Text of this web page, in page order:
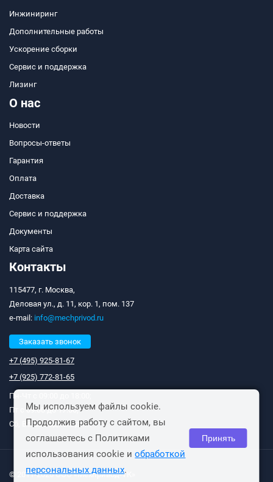
Инжиниринг
Дополнительные работы
Ускорение сборки
Сервис и поддержка
Лизинг
О нас
Новости
Вопросы-ответы
Гарантия
Оплата
Доставка
Сервис и поддержка
Документы
Карта сайта
Контакты
115477, г. Москва,
Деловая ул., д. 11, кор. 1, пом. 137
e-mail: info@mechprivod.ru
Заказать звонок
+7 (495) 925-81-67
+7 (925) 772-81-65
Пн-Чт с 09:00 до 18:00;
Пт с 09:00 до 17:00;
Сб, Вс: выходные дни.
© 2011-2026 ООО «Мехпривод-ТК»
Мы используем файлы cookie.
Продолжив работу с сайтом, вы
соглашаетесь с Политиками
использования cookie иобработкой
персональных данных.
Принять